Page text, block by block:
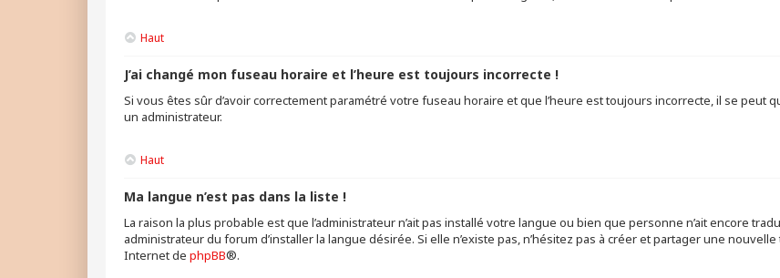
Haut
J’ai changé mon fuseau horaire et l’heure est toujours incorrecte !
Si vous êtes sûr d’avoir correctement paramétré votre fuseau horaire et que l’heure est toujours incorrecte, il se peut
un administrateur.
Haut
Ma langue n’est pas dans la liste !
La raison la plus probable est que l’administrateur n’ait pas installé votre langue ou bien que personne n’ait encore
administrateur du forum d’installer la langue désirée. Si elle n’existe pas, n’hésitez pas à créer et partager une
Internet de phpBB®.